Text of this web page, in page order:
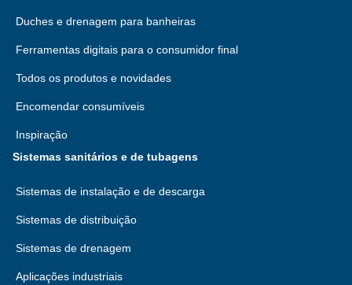
Duches e drenagem para banheiras
Ferramentas digitais para o consumidor final
Todos os produtos e novidades
Encomendar consumíveis
Inspiração
Sistemas sanitários e de tubagens
Sistemas de instalação e de descarga
Sistemas de distribuição
Sistemas de drenagem
Aplicações industriais